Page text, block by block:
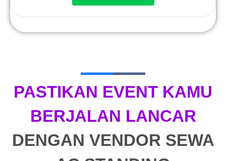
PASTIKAN EVENT KAMU
BERJALAN LANCAR
DENGAN VENDOR SEWA